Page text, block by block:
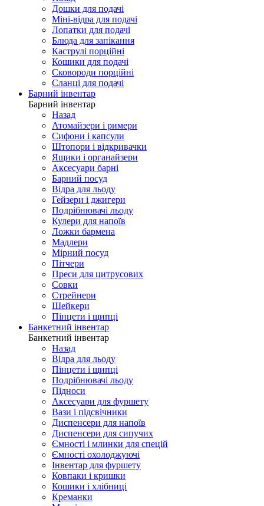
Дошки для подачі
Міні-відра для подачі
Лопатки для подачі
Блюда для запікання
Каструлі порційні
Кошики для подачі
Сковороди порційні
Сланці для подачі
Барний інвентар
Барний інвентар
Назад
Атомайзери і римери
Сифони і капсули
Штопори і відкривачки
Ящики і органайзери
Аксесуари барні
Барний посуд
Відра для льоду
Гейзери і джигери
Подрібнювачі льоду
Кулери для напоїв
Ложки бармена
Мадлери
Мірний посуд
Пітчери
Преси для цитрусових
Совки
Стрейнери
Шейкери
Пінцети і щипці
Банкетний інвентар
Банкетний інвентар
Назад
Відра для льоду
Пінцети і щипці
Подрібнювачі льоду
Підноси
Аксесуари для фуршету
Вази і підсвічники
Диспенсери для напоїв
Диспенсери для сипучих
Ємності і млинки для спецій
Ємності охолоджуючі
Інвентар для фуршету
Ковпаки і кришки
Кошики і хлібниці
Креманки